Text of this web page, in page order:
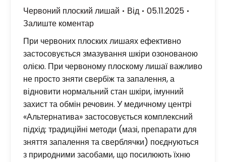
Червоний плоский лишай Від
05.11.2025
Залиште коментар
При червоних плоских лишаях ефективно
застосовується змазування шкіри озонованою
олією. При червоному плоскому лишаї важливо
не просто зняти свербіж та запалення, а
відновити нормальний стан шкіри, імунний
захист та обмін речовин. У медичному центрі
«Альтернатива» застосовується комплексний
підхід: традиційні методи (мазі, препарати для
зняття запалення та сверблячки) поєднуються
з природними засобами, що посилюють їхню